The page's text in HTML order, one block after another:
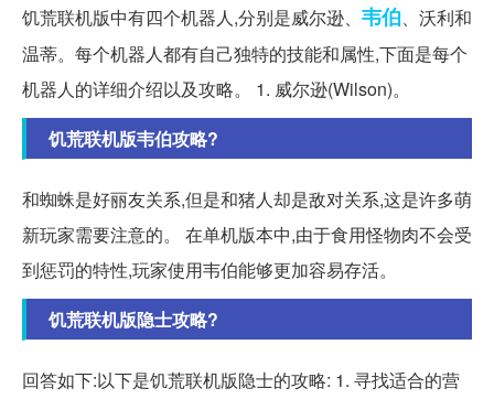
饥荒联机版中有四个机器人,分别是威尔逊、 韦伯、沃利和
温蒂。每个机器人都有自己独特的技能和属性,下面是每个
机器人的详细介绍以及攻略。 1. 威尔逊(Wilson)。
饥荒联机版韦伯攻略?
和蜘蛛是好丽友关系,但是和猪人却是敌对关系,这是许多萌
新玩家需要注意的。 在单机版本中,由于食用怪物肉不会受
到惩罚的特性,玩家使用韦伯能够更加容易存活。
饥荒联机版隐士攻略?
回答如下:以下是饥荒联机版隐士的攻略: 1. 寻找适合的营